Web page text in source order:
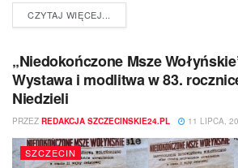
CZYTAJ WIĘCEJ...
„Niedokończone Msze
Wystawa i modlitwa w 83.
Niedzieli
PRZEZ REDAKCJA SZCZECINSKIE24.PL 11 LIPCA,
SZCZECIN